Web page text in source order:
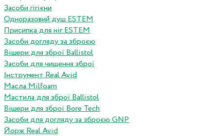
Засоби гігієни
Одноразовий душ ESTEM
Присипка для ніг ESTEM
Засоби догляду за зброєю
Вішери для зброї Ballistol
Засоби для чищення зброї
Інструмент Real Avid
Масла Milfoam
Мастила для зброї Ballistol
Вішери для зброї Bore Tech
Засоби для догляду за зброєю GNP
Йорж Real Avid